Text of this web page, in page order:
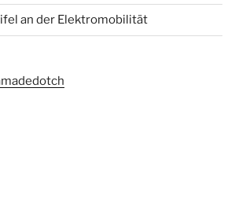
an der Elektromobilität